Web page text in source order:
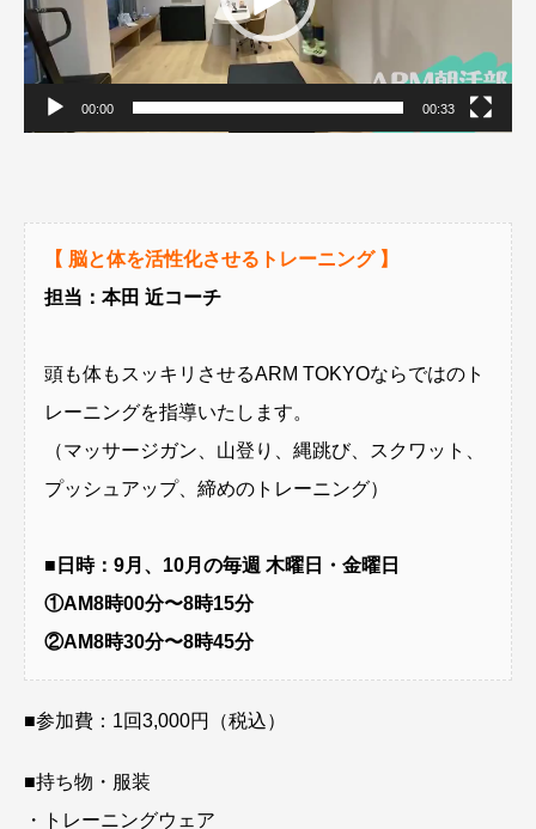
00:00 00:33
【 脳と体を活性化させるトレーニング 】
担当：本田 近コーチ
頭も体もスッキリさせるARM TOKYOならではのト
レーニングを指導いたします。
（マッサージガン、山登り、縄跳び、スクワット、
プッシュアップ、締めのトレーニング）
■日時：9月、10月の毎週 木曜日・金曜日
①AM8時00分〜8時15分
②AM8時30分〜8時45分
■参加費：1回3,000円（税込）
■持ち物・服装
・トレーニングウェア